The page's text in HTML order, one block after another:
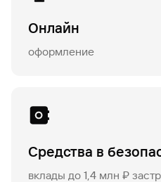
Онлайн
оформление
Средства в
вклады до 1,4 млн ₽